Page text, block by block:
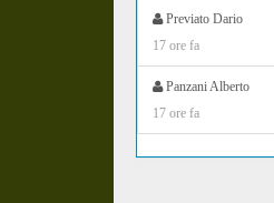
Previato Dario
17 ore fa
Panzani Alberto
17 ore fa